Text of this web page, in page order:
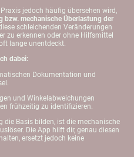
jedoch häufig übersehen wird,
bzw. mechanische Überlastung der
schleichenden Veränderungen
zu erkennen oder ohne Hilfsmittel
lange unentdeckt.
dabei:
Dokumentation und
und Winkelabweichungen
frühzeitig zu identifizieren.
Basis bilden, ist die mechanische
Die App hilft dir, genau diesen
ersetzt jedoch keine